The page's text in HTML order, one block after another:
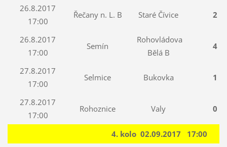
26.8.2017
17:00
Řečany n. L. B Staré Čívice 2 :
26.8.2017
17:00
Semín
Rohovládova
Bělá B
4 :
27.8.2017
17:00
Selmice Bukovka 1 :
27.8.2017
17:00
Rohoznice Valy 0 :
4. kolo 02.09.2017 17:00